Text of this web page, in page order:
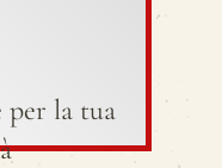
per la tua